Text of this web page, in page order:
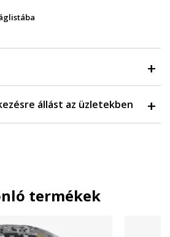
állást az üzletekben
termékek